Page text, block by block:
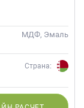
МДФ, Эмаль
Страна: